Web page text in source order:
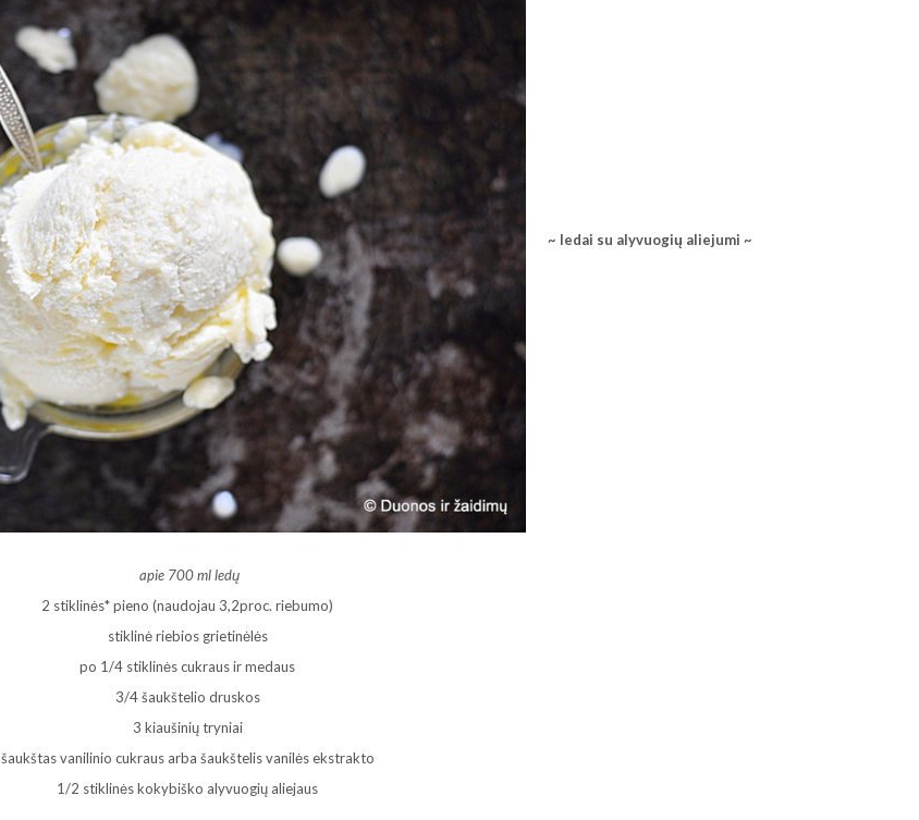
~ ledai su alyvuogių aliejumi ~
apie 700 ml ledų
2 stiklinės* pieno (naudojau 3,2proc. riebumo)
stiklinė riebios grietinėlės
po 1/4 stiklinės cukraus ir medaus
3/4 šaukštelio druskos
3 kiaušinių tryniai
šaukštas vanilinio cukraus arba šaukštelis vanilės ekstrakto
1/2 stiklinės kokybiško alyvuogių aliejaus